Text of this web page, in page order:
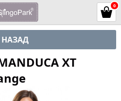
0
НАЗАД
XT